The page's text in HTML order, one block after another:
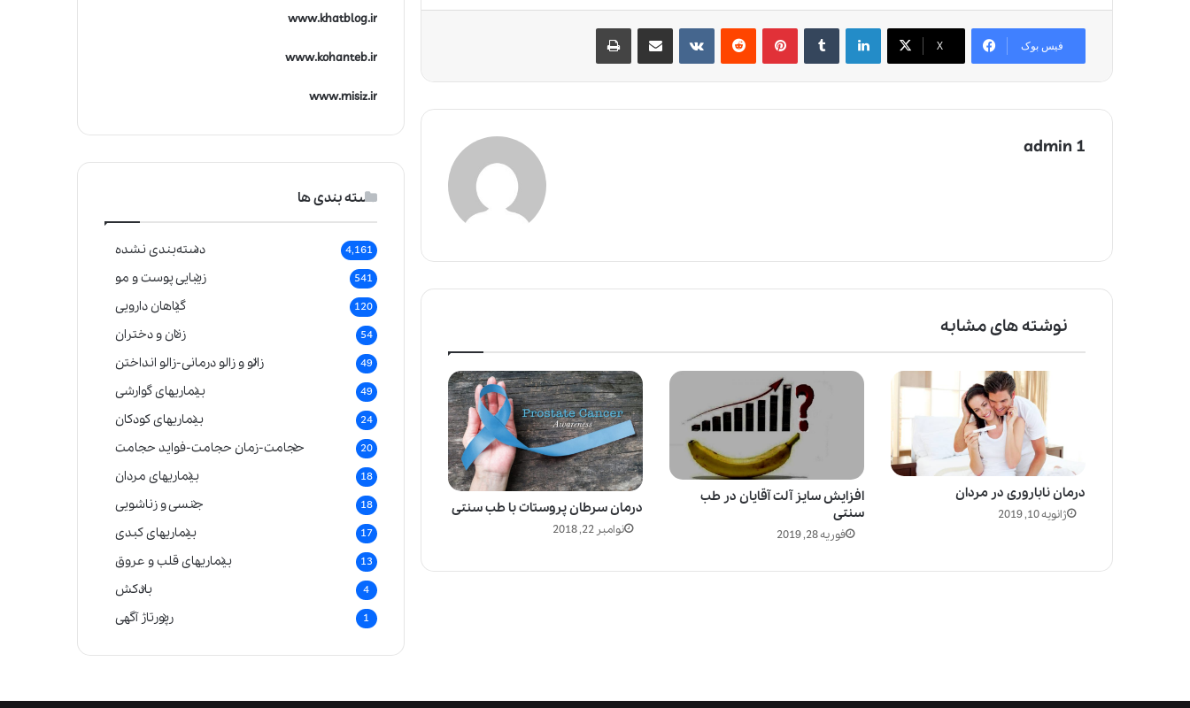
فیس بوک X
لینکدین ‫تامبلر ‫پین‌ترست‫رددیت ‫VKontakteاشتراک گذاری از طریق ایمیل چاپ
admin 1
نوشته های مشابه
درمان سرطان پروستات با طب سنتی
نوامبر 22, 2018
افزایش سایز آلت آقایان در طب
سنتی
فوریه 28, 2019
درمان ناباروری در مردان
ژانویه 10, 2019
www.khatblog.ir
www.kohanteb.ir
www.misiz.ir
دسته بندی ها
دسته‌بندی نشده 4,161
زیبایی پوست و مو 541
گیاهان دارویی 120
زنان و دختران 54
زالو و زالو درمانی-زالو انداختن 49
بیماریهای گوارشی 49
بیماریهای کودکان 24
حجامت-زمان حجامت-فواید حجامت 20
بیماریهای مردان 18
جنسی و زناشویی 18
بیماریهای کبدی 17
بیماریهای قلب و عروق 13
بادکش 4
رپورتاژ آگهی 1